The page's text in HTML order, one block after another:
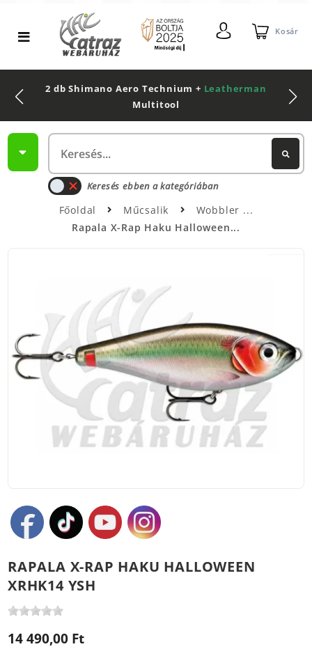
Kosár
2 db Shimano Aero Technium + Leatherman
Multitool
Keresés ebben a kategóriában
Főoldal Műcsalik
Wobbler
Rapala X-Rap Haku Halloween...
RAPALA X-RAP HAKU HALLOWEEN
XRHK14 YSH
14 490,00 Ft